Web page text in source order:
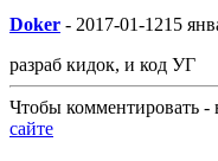
Doker - 2017-01-1215
разраб кидок, и код УГ
Чтобы комментировать -
сайте